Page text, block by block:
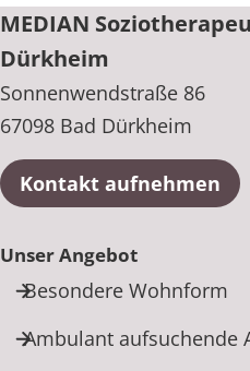
MEDIAN
Dürkheim
Sonnenwendstraße 86
67098 Bad Dürkheim
Kontakt aufnehmen
Unser Angebot
Besondere Wohnform
Ambulant aufsuchende